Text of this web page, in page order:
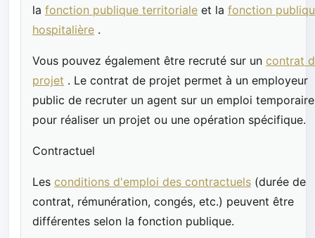
la fonction publique territoriale et la fonction
hospitalière .
Vous pouvez également être recruté sur un contrat
projet . Le contrat de projet permet à un employeur
public de recruter un agent sur un emploi temporaire
pour réaliser un projet ou une opération spécifique.
Contractuel
Les conditions d'emploi des contractuels (durée de
contrat, rémunération, congés, etc.) peuvent être
différentes selon la fonction publique.